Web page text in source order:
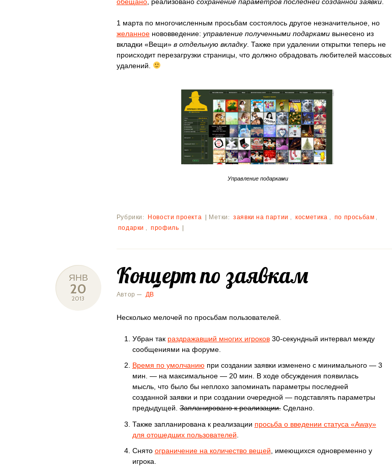
1 марта по многочисленным просьбам состоялось другое незначительное, но
желанноенововведение: управление полученными подаркамивынесено из
вкладки «Вещи» в отдельную вкладку. Также при удалении открытки теперь не
происходит перезагрузки страницы, что должно обрадовать любителей массовых
удалений.
Управление подарками
Рубрики: Новости проекта | Метки: заявки на партии косметика по просьбам
подарки
профиль |
ЯНВ
20
2013
Концерт по заявкам
Автор — ДВ
Несколько мелочей по просьбам пользователей.
Убран так раздражавший многих игроков30-секундный интервал между
сообщениями на форуме.
Время по умолчанию при создании заявки изменено с минимального — 3
мин. — на максимальное — 20 мин. В ходе обсуждения появилась
мысль, что было бы неплохо запоминать параметры последней
созданной заявки и при создании очередной — подставлять параметры
предыдущей.Запланировано к реализации.Сделано.
Также запланирована к реализации просьба о введении статуса «Away»
для отошедших пользователей
Снято ограничение на количество вещей , имеющихся одновременно у
игрока.